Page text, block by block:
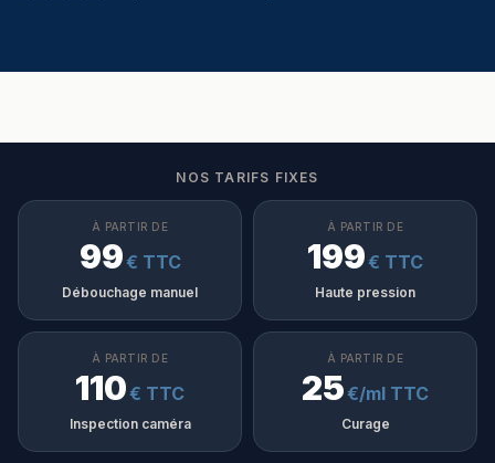
NOS TARIFS FIXES
À PARTIR DE
99€ TTC
Débouchage manuel
À PARTIR DE
199€ TTC
Haute pression
À PARTIR DE
110€ TTC
Inspection caméra
À PARTIR DE
25€/ml TTC
Curage